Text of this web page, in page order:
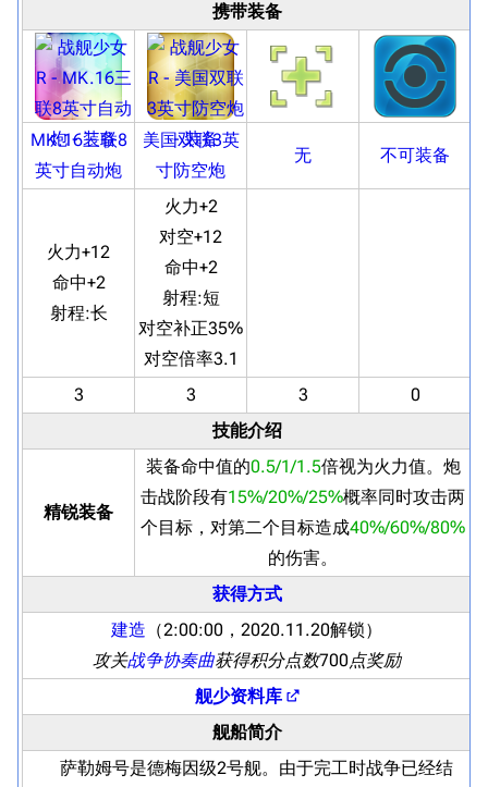
携带装备
MK.16三联8
英寸自动炮
美国双联3英
寸防空炮
无 不可装备
火力+12
命中+2
射程:长
火力+2
对空+12
命中+2
射程:短
对空补正35%
对空倍率3.1
3
3 3
0‌
技能介绍
精锐装备
装备命中值的0.5/1/1.5倍视为火力值。炮
击战阶段有15%/20%/25%概率同时攻击两
个目标，对第二个目标造成40%/60%/80%
的伤害。
获得方式
建造 （2:00:00，2020.11.20解锁）
攻关战争协奏曲获得积分点数700点奖励
舰少资料库
舰船简介
萨勒姆号是德梅因级2号舰。由于完工时战争已经结